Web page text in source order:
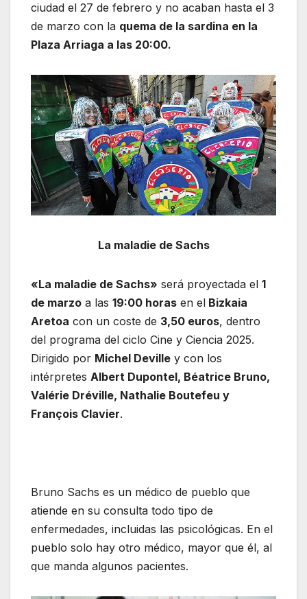
ciudad el 27 de febrero y no acaban hasta el 3
de marzo con la quema de la sardina en la
Plaza Arriaga a las 20:00.
La maladie de Sachs
«La maladie de Sachs» será proyectada el 1
de marzo a las 19:00 horas en el Bizkaia
Aretoa con un coste de 3,50 euros, dentro
del programa del ciclo Cine y Ciencia 2025.
Dirigido por Michel Deville y con los
intérpretes Albert Dupontel, Béatrice Bruno,
Valérie Dréville, Nathalie Boutefeu y
François Clavier.
Bruno Sachs es un médico de pueblo que
atiende en su consulta todo tipo de
enfermedades, incluidas las psicológicas. En el
pueblo solo hay otro médico, mayor que él, al
que manda algunos pacientes.